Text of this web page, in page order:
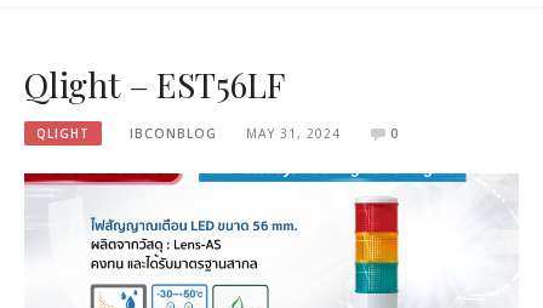
Qlight – EST56LF
QLIGHT IBCONBLOG MAY 31, 2024 0